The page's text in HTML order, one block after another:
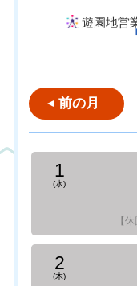
遊園地営
前の月
1
(水)
【休
2
(木)